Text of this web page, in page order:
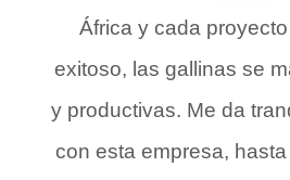
África y cada
exitoso, las gallinas se
y productivas. Me da
con esta empresa,